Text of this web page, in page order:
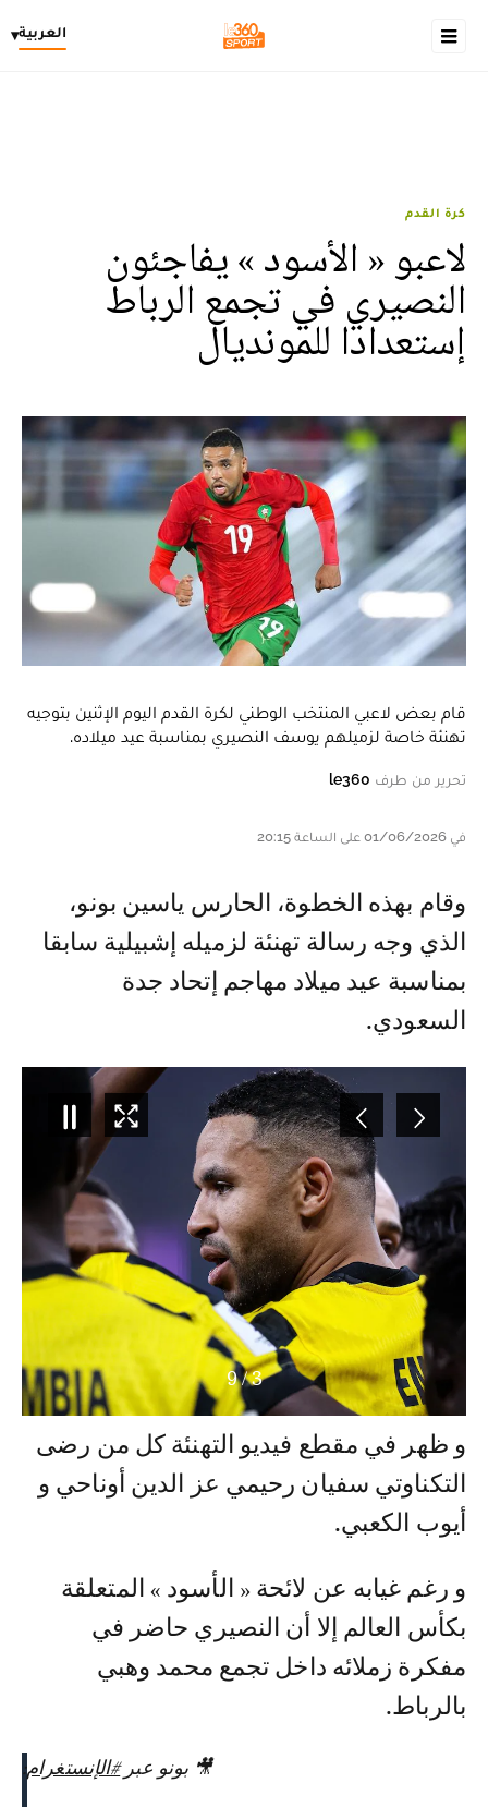
العربية▾
كرة القدم
لاعبو « الأسود » يفاجئون
النصيري في تجمع الرباط
إستعدادا للمونديال
قام بعض لاعبي المنتخب الوطني لكرة القدم اليوم الإثنين بتوجيه
تهنئة خاصة لزميلهم يوسف النصيري بمناسبة عيد ميلاده.
تحرير من طرف le360
في 01/06/2026 على الساعة 20:15
و قام بهذه الخطوة، الحارس ياسين بونو،
الذي وجه رسالة تهنئة لزميله إشبيلية سابقا
بمناسبة عيد ميلاد مهاجم إتحاد جدة
السعودي.
3
/
9
و ظهر في مقطع فيديو التهنئة كل من رضى
التكناوتي سفيان رحيمي عز الدين أوناحي و
أيوب الكعبي.
و رغم غيابه عن لائحة « الأسود » المتعلقة
بكأس العالم إلا أن النصيري حاضر في
مفكرة زملائه داخل تجمع محمد وهبي
بالرباط.
🎥 بونو عبر#الإنستغرام: